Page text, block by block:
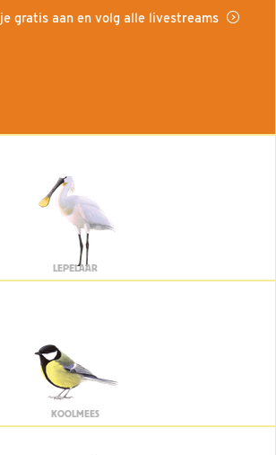
gratis aan en volg alle livestreams
LEPELAAR
KOOLMEES